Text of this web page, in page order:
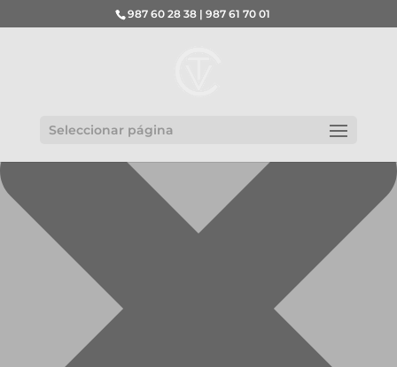
Gestionar el consentimiento de las cookies
987 60 28 38 | 987 61 70 01
Seleccionar página